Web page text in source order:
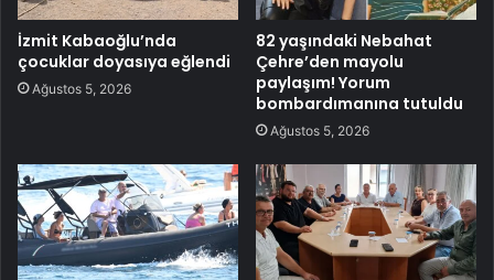
İzmit Kabaoğlu’nda
çocuklar doyasıya eğlendi
Ağustos 5, 2026
82 yaşındaki Nebahat
Çehre’den mayolu
paylaşım! Yorum
bombardımanına tutuldu
Ağustos 5, 2026